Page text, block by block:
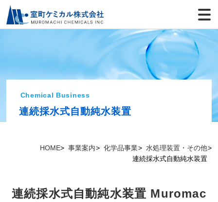
HOME 事業案内 化学品事業
水処理装置・その他
連続採水式自動純水装置
Chemical Business
連続採水式自動純水装置
連続採水式自動純水装置 Muromac